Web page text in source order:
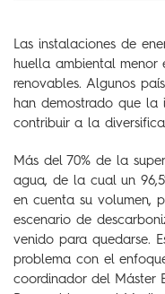
Las instalaciones de
huella ambiental menor
renovables. Algunos
han demostrado que la
contribuir a la
Más del 70% de la
agua, de la cual un
en cuenta su volumen,
escenario de
venido para quedarse.
problema con el
coordinador del Máster